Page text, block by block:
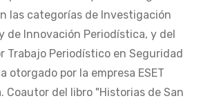
las categorías de Investigación
de Innovación Periodística, y del
Trabajo Periodístico en Seguridad
otorgado por la empresa ESET
Coautor del libro "Historias de San